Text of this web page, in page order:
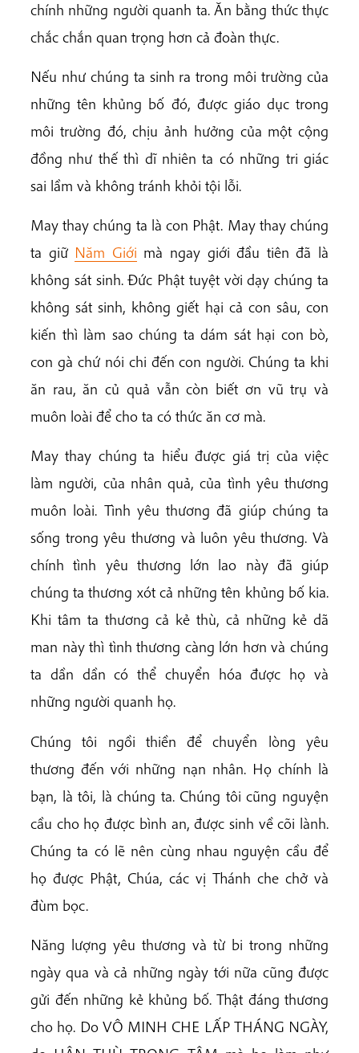
chính những người quanh ta. Ăn bằng thức thực
chắc chắn quan trọng hơn cả đoàn thực.
Nếu như chúng ta sinh ra trong môi trường của
những tên khủng bố đó, được giáo dục trong
môi trường đó, chịu ảnh hưởng của một cộng
đồng như thế thì dĩ nhiên ta có những tri giác
sai lầm và không tránh khỏi tội lỗi.
May thay chúng ta là con Phật. May thay chúng
ta giữ Năm Giới mà ngay giới đầu tiên đã là
không sát sinh. Đức Phật tuyệt vời dạy chúng ta
không sát sinh, không giết hại cả con sâu, con
kiến thì làm sao chúng ta dám sát hại con bò,
con gà chứ nói chi đến con người. Chúng ta khi
ăn rau, ăn củ quả vẫn còn biết ơn vũ trụ và
muôn loài để cho ta có thức ăn cơ mà.
May thay chúng ta hiểu được giá trị của việc
làm người, của nhân quả, của tình yêu thương
muôn loài. Tình yêu thương đã giúp chúng ta
sống trong yêu thương và luôn yêu thương. Và
chính tình yêu thương lớn lao này đã giúp
chúng ta thương xót cả những tên khủng bố kia.
Khi tâm ta thương cả kẻ thù, cả những kẻ dã
man này thì tình thương càng lớn hơn và chúng
ta dần dần có thể chuyển hóa được họ và
những người quanh họ.
Chúng tôi ngồi thiền để chuyển lòng yêu
thương đến với những nạn nhân. Họ chính là
bạn, là tôi, là chúng ta. Chúng tôi cũng nguyện
cầu cho họ được bình an, được sinh về cõi lành.
Chúng ta có lẽ nên cùng nhau nguyện cầu để
họ được Phật, Chúa, các vị Thánh che chở và
đùm bọc.
Năng lượng yêu thương và từ bi trong những
ngày qua và cả những ngày tới nữa cũng được
gửi đến những kẻ khủng bố. Thật đáng thương
cho họ. Do VÔ MINH CHE LẤP THÁNG NGÀY,